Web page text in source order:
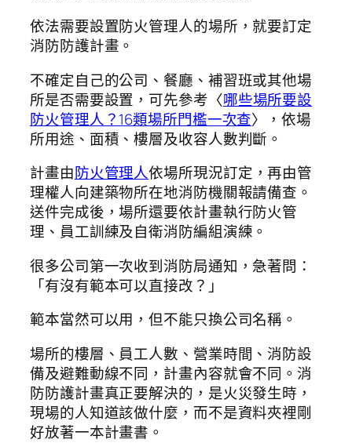
依法需要設置防火管理人的場所，就要訂定
消防防護計畫。
不確定自己的公司、餐廳、補習班或其他場
所是否需要設置，可先參考〈哪些場所要設
防火管理人？16類場所門檻一次查〉，依場
所用途、面積、樓層及收容人數判斷。
計畫由防火管理人依場所現況訂定，再由管
理權人向建築物所在地消防機關報請備查。
送件完成後，場所還要依計畫執行防火管
理、員工訓練及自衛消防編組演練。
很多公司第一次收到消防局通知，急著問：
「有沒有範本可以直接改？」
範本當然可以用，但不能只換公司名稱。
場所的樓層、員工人數、營業時間、消防設
備及避難動線不同，計畫內容就會不同。消
防防護計畫真正要解決的，是火災發生時，
現場的人知道該做什麼，而不是資料夾裡剛
好放著一本計畫書。